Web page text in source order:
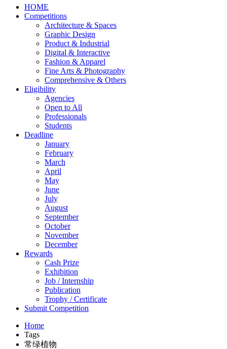
HOME
Competitions
Architecture & Spaces
Graphic Design
Product & Industrial
Digital & Interactive
Fashion & Apparel
Fine Arts & Photography
Comprehensive & Others
Eligibility
Agencies
Open to All
Professionals
Students
Deadline
January
February
March
April
May
June
July
August
September
October
November
December
Rewards
Cash Prize
Exhibition
Job / Internship
Publication
Trophy / Certificate
Submit Competition
Home
Tags
常绿植物